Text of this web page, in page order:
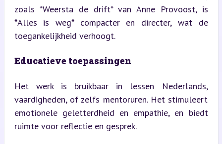
zoals *Weersta de drift* van Anne Provoost, is
*Alles is weg* compacter en directer, wat de
toegankelijkheid verhoogt.
Educatieve toepassingen
Het werk is bruikbaar in lessen Nederlands,
vaardigheden, of zelfs mentoruren. Het stimuleert
emotionele geletterdheid en empathie, en biedt
ruimte voor reflectie en gesprek.